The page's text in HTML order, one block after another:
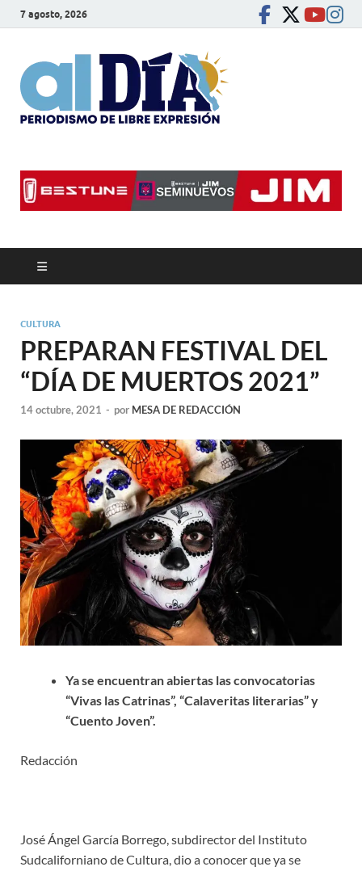
7 agosto, 2026
CULTURA
PREPARAN FESTIVAL DEL
“DÍA DE MUERTOS 2021”
14 octubre, 2021 - por MESA DE REDACCIÓN
Ya se encuentran abiertas las convocatorias
“Vivas las Catrinas”, “Calaveritas literarias” y
“Cuento Joven”.
Redacción
José Ángel García Borrego, subdirector del Instituto
Sudcaliforniano de Cultura, dio a conocer que ya se